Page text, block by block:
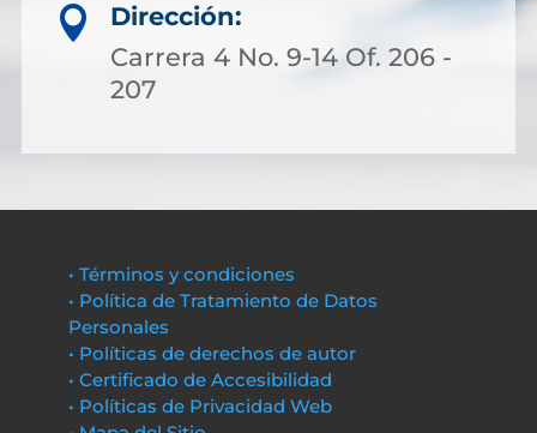

Dirección:
Carrera 4 No. 9-14 Of. 206 -
207
• Términos y condiciones
• Política de Tratamiento de Datos
Personales
• Políticas de derechos de autor
• Certificado de Accesibilidad
• Políticas de Privacidad Web